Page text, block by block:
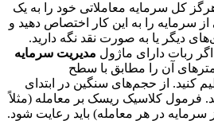
کل سرمایه معاملاتی خود را به یک
سرمایه را به این کار اختصاص دهید و
دیگر یا به صورت نقد نگه دارید.
ربات دارای ماژول مدیریت سرمایه
آن را مطابق با سطح
کنید. از حجم‌های سنگین در ابتدای
فرمول کلاسیک ریسک بر معامله (مثلاً